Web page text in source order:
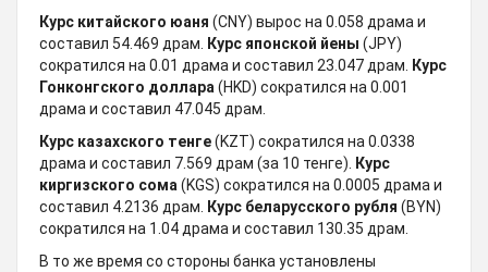
Курс китайского юаня (CNY) вырос на 0.058 драмa и
составил 54.469 драм.
Курс японской йены (JPY)
сократился на 0.01 драмa и составил 23.047 драм.
Курс
Гонконгского доллара (HKD) сократился на 0.001
драмa и составил 47.045 драм.
Курс казахского тенге(KZT) сократился на 0.0338
драмa и составил 7.569 драм (за 10 тенге).
Курс
киргизского сома (KGS) сократился на 0.0005 драмa и
составил 4.2136 драм.
Курс беларусского рубля (BYN)
сократился на 1.04 драмa и составил 130.35 драм.
В то же время со стороны банка установлены